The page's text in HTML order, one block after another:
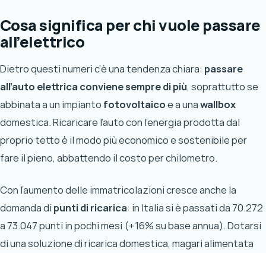
Cosa significa per chi vuole passare
all’elettrico
Dietro questi numeri c’è una tendenza chiara: passare
all’auto elettrica conviene sempre di più, soprattutto se
abbinata a un impianto fotovoltaicoe a unawallbox
domestica. Ricaricare l’auto con l’energia prodotta dal
proprio tetto è il modo più economico e sostenibile per
fare il pieno, abbattendo il costo per chilometro.
Con l’aumento delle immatricolazioni cresce anche la
domanda di punti di ricarica: in Italia si è passati da 70.272
a 73.047 punti in pochi mesi (+16% su base annua). Dotarsi
di una soluzione di ricarica domestica, magari alimentata